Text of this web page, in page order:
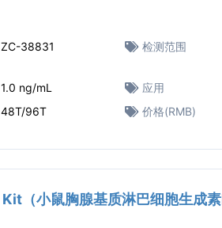
ZC-38831 检测范围
1.0 ng/mL 应用
48T/96T 价格(RMB)
（小鼠胸腺基质淋巴细胞生成素